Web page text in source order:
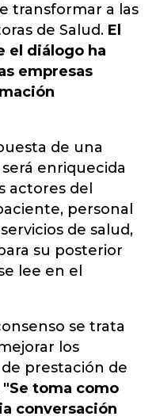
transformar a las
de Salud. El
el diálogo ha
empresas
de una
enriquecida
actores del
personal
de salud,
su posterior
lee en el
se trata
los
prestación de
"Se toma como
conversación